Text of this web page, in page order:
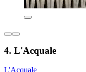
4. L'Acquale
L'Acquale